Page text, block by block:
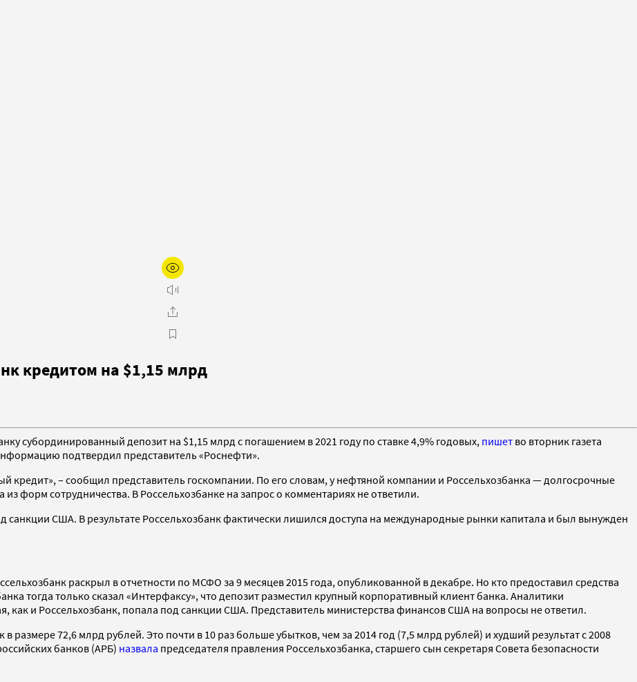
кредитом на $1,15 млрд
субординированный депозит на $1,15 млрд с погашением в 2021 году по ставке 4,9% годовых, пишет во вторник газета
подтвердил представитель «Роснефти».
кредит», – сообщил представитель госкомпании. По его словам, у нефтяной компании и Россельхозбанка — долгосрочные
форм сотрудничества. В Россельхозбанке на запрос о комментариях не ответили.
санкции США. В результате Россельхозбанк фактически лишился доступа на международные рынки капитала и был вынужден
раскрыл в отчетности по МСФО за 9 месяцев 2015 года, опубликованной в декабре. Но кто предоставил средства
тогда только сказал «Интерфаксу», что депозит разместил крупный корпоративный клиент банка. Аналитики
как и Россельхозбанк, попала под санкции США. Представитель министерства финансов США на вопросы не ответил.
размере 72,6 млрд рублей. Это почти в 10 раз больше убытков, чем за 2014 год (7,5 млрд рублей) и худший результат с 2008
банков (АРБ) назвала председателя правления Россельхозбанка, старшего сын секретаря Совета безопасности